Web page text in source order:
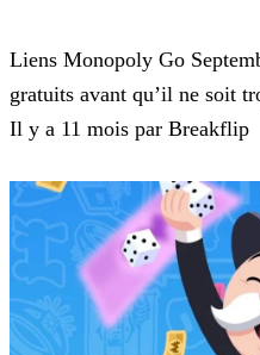
Liens Monopoly Go
gratuits avant qu’il ne soit
Il y a 11 mois par Breakflip